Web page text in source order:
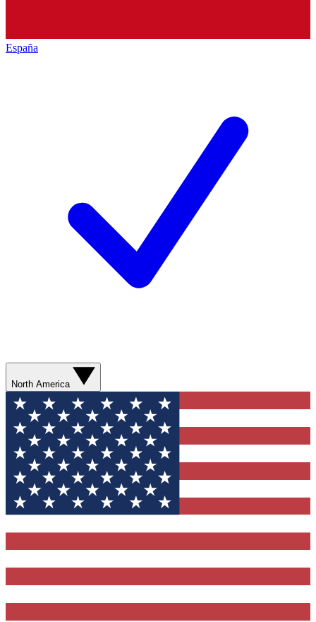
España
North America